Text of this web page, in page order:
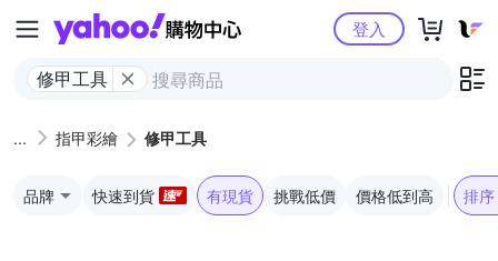
Yahoo購物中心
修甲工具
登入
指甲彩繪 修甲工具
品牌 快速到貨 有現貨 挑戰低價 價格低到高 排序